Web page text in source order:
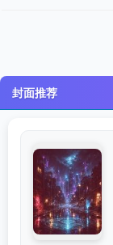
封面推荐